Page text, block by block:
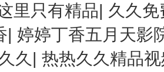
里只有精品| 久久
| 婷婷丁香五月天影
久 | 热热久久精品